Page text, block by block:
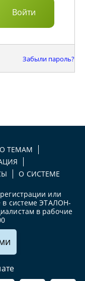
Забыли пароль?
ТЕМАМ
О СИСТЕМЕ
или
в системе ЭТАЛОН-
в рабочие